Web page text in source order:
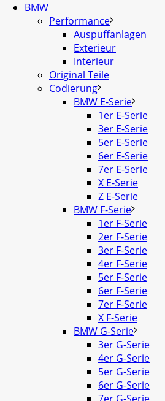
BMW
Performance
Auspuffanlagen
Exterieur
Interieur
Original Teile
Codierung
BMW E-Serie
1er E-Serie
3er E-Serie
5er E-Serie
6er E-Serie
7er E-Serie
X E-Serie
Z E-Serie
BMW F-Serie
1er F-Serie
2er F-Serie
3er F-Serie
4er F-Serie
5er F-Serie
6er F-Serie
7er F-Serie
X F-Serie
BMW G-Serie
3er G-Serie
4er G-Serie
5er G-Serie
6er G-Serie